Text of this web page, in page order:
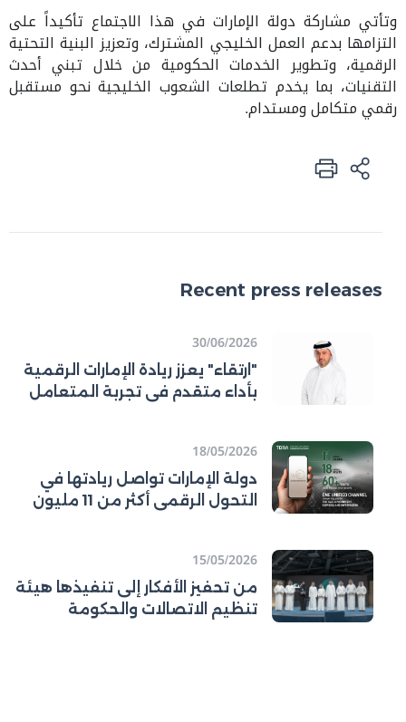
وتأتي مشاركة دولة الإمارات في هذا الاجتماع تأكيداً على
التزامها بدعم العمل الخليجي المشترك، وتعزيز البنية التحتية
الرقمية، وتطوير الخدمات الحكومية من خلال تبني أحدث
التقنيات، بما يخدم تطلعات الشعوب الخليجية نحو مستقبل
رقمي متكامل ومستدام.
Recent press releases
30/06/2026
"ارتقاء" يعزز ريادة الإمارات الرقمية
بأداء متقدم في تجربة المتعامل
18/05/2026
دولة الإمارات تواصل ريادتها في
التحول الرقمي أكثر من 11 مليون
15/05/2026
من تحفيز الأفكار إلى تنفيذها هيئة
تنظيم الاتصالات والحكومة